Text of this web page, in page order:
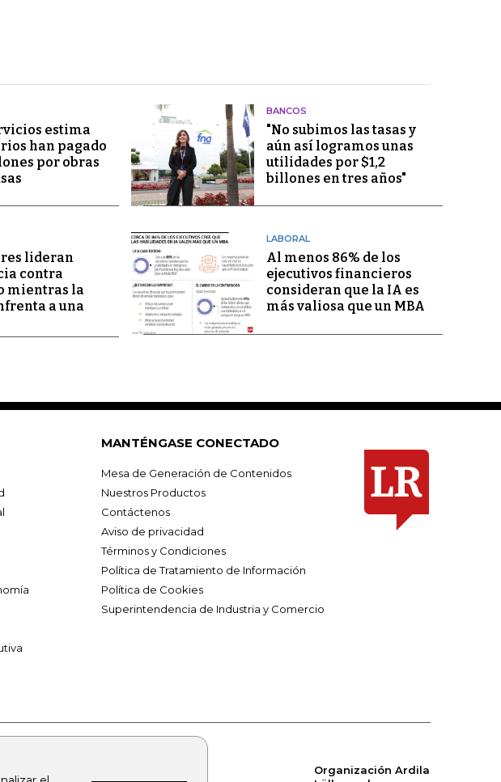
estima
han pagado
por obras
BANCOS
"No subimos las tasas y
aún así logramos unas
utilidades por $1,2
billones en tres años"
lideran
contra
mientras la
a una
LABORAL
Al menos 86% de los
ejecutivos financieros
consideran que la IA es
más valiosa que un MBA
MANTÉNGASE CONECTADO
Mesa de Generación de Contenidos
Nuestros Productos
Contáctenos
Aviso de privacidad
Términos y Condiciones
Política de Tratamiento de Información
Política de Cookies
Superintendencia de Industria y Comercio
bolsaencolombia.com
Organización Ardila